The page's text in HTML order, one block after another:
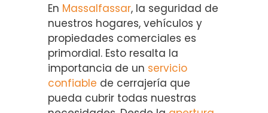
En Massalfassar, la seguridad de
nuestros hogares, vehículos y
propiedades comerciales es
primordial. Esto resalta la
importancia de un servicio
confiable de cerrajería que
pueda cubrir todas nuestras